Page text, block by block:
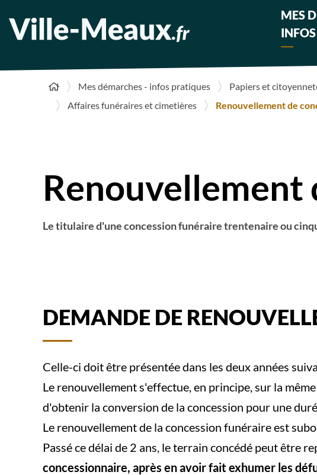
MES
Mes démarches - infos pratiques
Papiers et
Affaires funéraires et cimetières
Renouvellement de
Renouvellement
Le titulaire d'une concession funéraire trentenaire ou
DEMANDE DE
Celle-ci doit être présentée dans les deux années
Le renouvellement s'effectue, en principe, sur la
d'obtenir la conversion de la concession pour une
Le renouvellement de la concession funéraire est
Passé ce délai de 2 ans, le terrain concédé peut être
concessionnaire, après en avoir fait exhumer les